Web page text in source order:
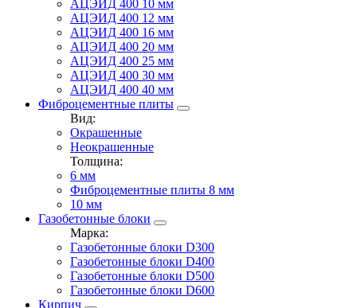
АЦЭИД 400 10 мм
АЦЭИД 400 12 мм
АЦЭИД 400 16 мм
АЦЭИД 400 20 мм
АЦЭИД 400 25 мм
АЦЭИД 400 30 мм
АЦЭИД 400 40 мм
Фиброцементные плиты
Вид:
Окрашенные
Неокрашенные
Толщина:
6 мм
Фиброцементные плиты 8 мм
10 мм
Газобетонные блоки
Марка:
Газобетонные блоки D300
Газобетонные блоки D400
Газобетонные блоки D500
Газобетонные блоки D600
Кирпич